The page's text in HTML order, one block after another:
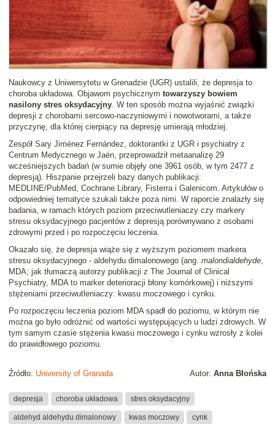
Naukowcy z Uniwersytetu w Grenadzie (UGR) ustalili, że depresja to
choroba układowa. Objawom psychicznym towarzyszy bowiem
nasilony stres oksydacyjny. W ten sposób można wyjaśnić związki
depresji z chorobami sercowo-naczyniowymi i nowotworami, a także
przyczynę, dla której cierpiący na depresję umierają młodziej.
Zespół Sary Jiménez Fernández, doktorantki z UGR i psychiatry z
Centrum Medycznego w Jaén, przeprowadził metaanalizę 29
wcześniejszych badań (w sumie objęły one 3961 osób, w tym 2477 z
depresją). Hiszpanie przejrzeli bazy danych publikacji:
MEDLINE/PubMed, Cochrane Library, Fisterra i Galenicom. Artykułów o
odpowiedniej tematyce szukali także poza nimi. W raporcie znalazły się
badania, w ramach których poziom przeciwutleniaczy czy markery
stresu oksydacyjnego pacjentów z depresją porównywano z osobami
zdrowymi przed i po rozpoczęciu leczenia.
Okazało się, że depresja wiąże się z wyższym poziomem markera
stresu oksydacyjnego - aldehydu dimalonowego (ang. malondialdehyde,
MDA; jak tłumaczą autorzy publikacji z The Journal of Clinical
Psychiatry, MDA to marker deterioracji błony komórkowej) i niższymi
stężeniami przeciwutleniaczy: kwasu moczowego i cynku.
Po rozpoczęciu leczenia poziom MDA spadł do poziomu, w którym nie
można go było odróżnić od wartości występujących u ludzi zdrowych. W
tym samym czasie stężenia kwasu moczowego i cynku wzrosły z kolei
do prawidłowego poziomu.
Autor: Anna Błońska
Źródło: University of Granada
depresja choroba układowa stres oksydacyjny
aldehyd aldehydu dimalonowy kwas moczowy cynk